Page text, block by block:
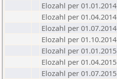
Elozahl per 01.01.2014
Elozahl per 01.04.2014
Elozahl per 01.07.2014
Elozahl per 01.10.2014
Elozahl per 01.01.2015
Elozahl per 01.04.2015
Elozahl per 01.07.2015